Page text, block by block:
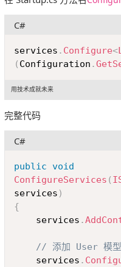
C#
services . Configure<
( Configuration .
用技术成就未来
完整代码
C#
public void
ConfigureServices (
services )
{
	services
.
// 添加 User 模型
	services
.